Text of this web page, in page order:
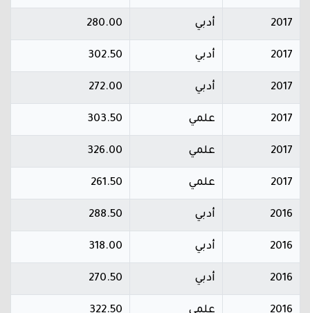
2017 أدبي 280.00
2017 أدبي 302.50
2017 أدبي 272.00
2017 علمي 303.50
2017 علمي 326.00
2017 علمي 261.50
2016 أدبي 288.50
2016 أدبي 318.00
2016 أدبي 270.50